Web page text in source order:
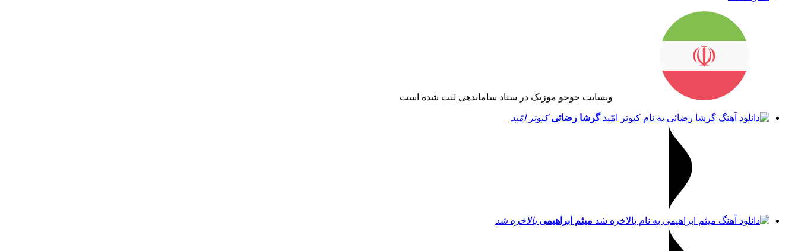
وبسایت جوجو موزیک در ستاد ساماندهی ثبت شده است
گرشا رضائی کبوتر امّید
میثم ابراهیمی بالاخره شد